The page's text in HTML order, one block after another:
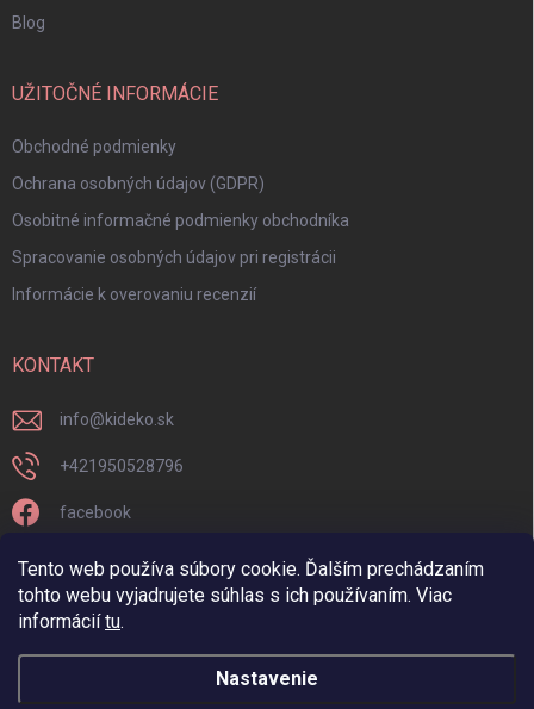
Tento web používa súbory cookie. Ďalším prechádzaním
tohto webu vyjadrujete súhlas s ich používaním. Viac
informáciítu.
Nastavenie
Blog
UŽITOČNÉ INFORMÁCIE
Obchodné podmienky
Ochrana osobných údajov (GDPR)
Osobitné informačné podmienky obchodníka
Spracovanie osobných údajov pri registrácii
Informácie k overovaniu recenzií
KONTAKT
info@kideko.sk
+421950528796
facebook
kideko.sk/